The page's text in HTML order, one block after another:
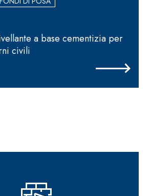
a base cementizia per
civili